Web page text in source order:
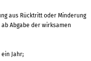
aus Rücktritt oder Minderung
Abgabe der wirksamen
Jahr;